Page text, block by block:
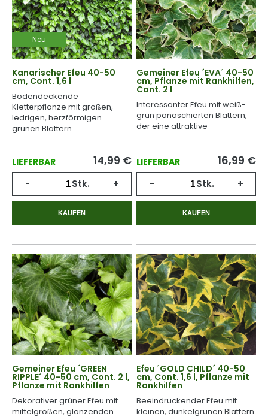
Neu
Kanarischer Efeu 40-50
cm, Cont. 1,6 l
Bodendeckende
Kletterpflanze mit großen,
ledrigen, herzförmigen
grünen Blättern.
LIEFERBAR 14,99 €
- Stk. +
KAUFEN
Gemeiner Efeu ´EVA´ 40-50
cm, Pflanze mit Rankhilfen,
Cont. 2 l
Interessanter Efeu mit weiß-
grün panaschierten Blättern,
der eine attraktive
LIEFERBAR 16,99 €
- Stk. +
KAUFEN
Gemeiner Efeu ´GREEN
RIPPLE´ 40-50 cm, Cont. 2 l,
Pflanze mit Rankhilfen
Dekorativer grüner Efeu mit
mittelgroßen, glänzenden
Efeu ´GOLD CHILD´ 40-50
cm, Cont. 1,6 l, Pflanze mit
Rankhilfen
Beeindruckender Efeu mit
kleinen, dunkelgrünen Blättern